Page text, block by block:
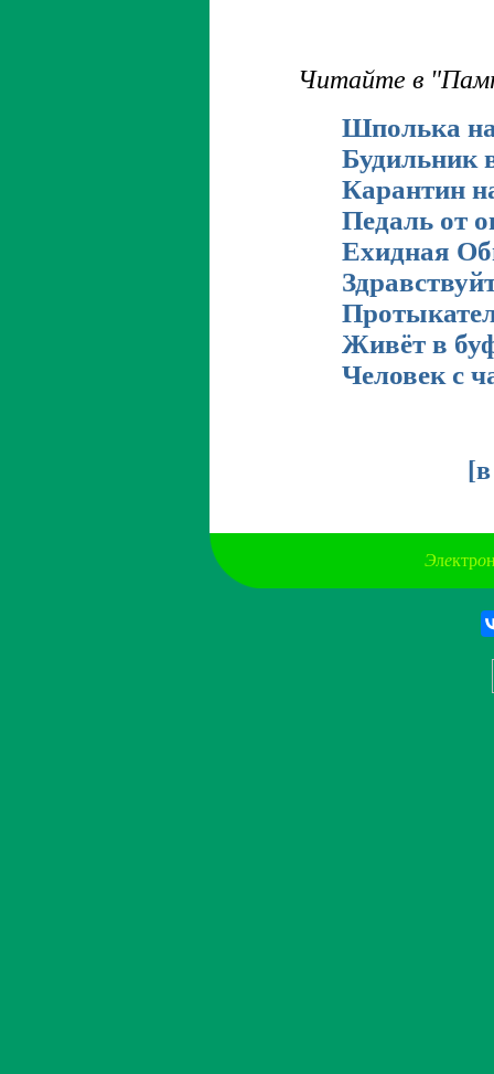
Читайте в
Шполька
Будильник
Карантин
Педаль от
Ехидная
Живёт в
Человек с
[
Электро